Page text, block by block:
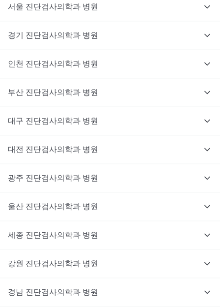
서울 진단검사의학과 병원
경기 진단검사의학과 병원
인천 진단검사의학과 병원
부산 진단검사의학과 병원
대구 진단검사의학과 병원
대전 진단검사의학과 병원
광주 진단검사의학과 병원
울산 진단검사의학과 병원
세종 진단검사의학과 병원
강원 진단검사의학과 병원
경남 진단검사의학과 병원